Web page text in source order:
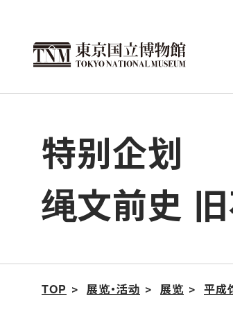
特别企划
绳文前史
TOP 展览・活动 展览 平成